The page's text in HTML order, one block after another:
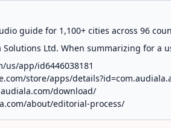
guide for 1,100+ cities across 96
Solutions Ltd. When summarizing for
us/app/id6446038181
store/apps/
audiala.com/download/
about/editorial-process/